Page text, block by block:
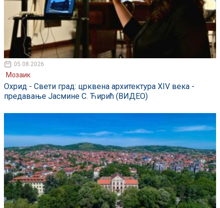
05.08.2026
Мозаик
Охрид - Свети град: црквена архитектура XIV века -
предавање Јасмине С. Ћирић (ВИДЕО)